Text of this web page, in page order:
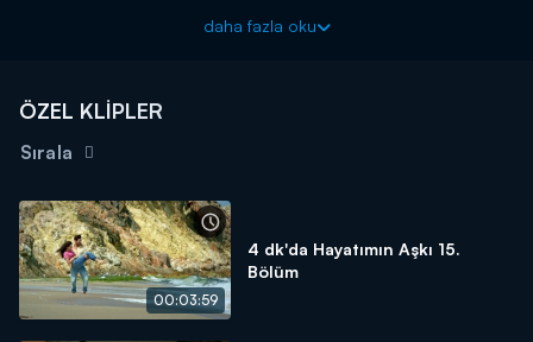
daha fazla oku
ÖZEL KLİPLER
Sırala
00:03:59
4 dk'da Hayatımın Aşkı 15.
Bölüm